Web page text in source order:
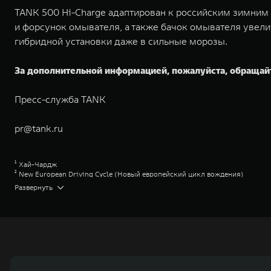
TANK 500 Hi-Charge адаптирован к российским
и форсунок омывателя, а также бачок омывателя
гибридной установки даже в сильные морозы.
За дополнительной информацией, пожалуйста,
Пресс-служба TANK
pr@tank.ru
¹ Хай-Чардж
² New European Driving Cycle (Новый европейский цикл вождения)
³ Указана максимальная рекомендованная цена перепродажи. Уточняйте
⁴ Hybrid Intelligent 4WD TANK (Гибридный интеллектуальный
Развернуть